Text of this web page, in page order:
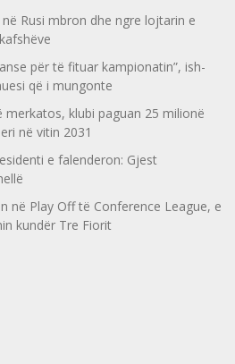
Rusi mbron dhe ngre lojtarin e
për të fituar kampionatin”, ish-
që i mungonte
merkatos, klubi paguan 25 milionë
në vitin 2031
e falenderon: Gjest
në Play Off të Conference League, e
kundër Tre Fiorit